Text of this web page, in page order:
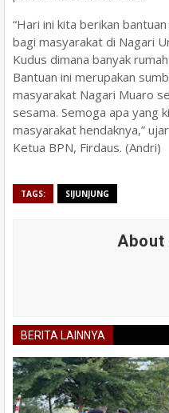
“Hari ini kita berikan
bagi masyarakat di Nagari
Kudus dimana banyak
Bantuan ini merupakan
masyarakat Nagari Muaro
sesama. Semoga apa yang
masyarakat hendaknya,”
Ketua BPN, Firdaus. (Andri)
TAGS: SIJUNJUNG
About
BERITA LAINNYA